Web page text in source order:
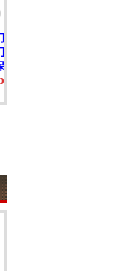
陸奥大掾橘盛宗（陸
) 附 茶石目地塗鞘打
存刀剣鑑定書
円(JPY)